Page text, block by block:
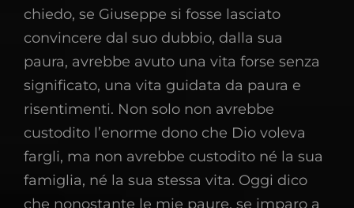
chiedo, se Giuseppe si fosse lasciato
convincere dal suo dubbio, dalla sua
paura, avrebbe avuto una vita forse senza
significato, una vita guidata da paura e
risentimenti. Non solo non avrebbe
custodito l’enorme dono che Dio voleva
fargli, ma non avrebbe custodito né la sua
famiglia, né la sua stessa vita. Oggi dico
che nonostante le mie paure, se imparo a